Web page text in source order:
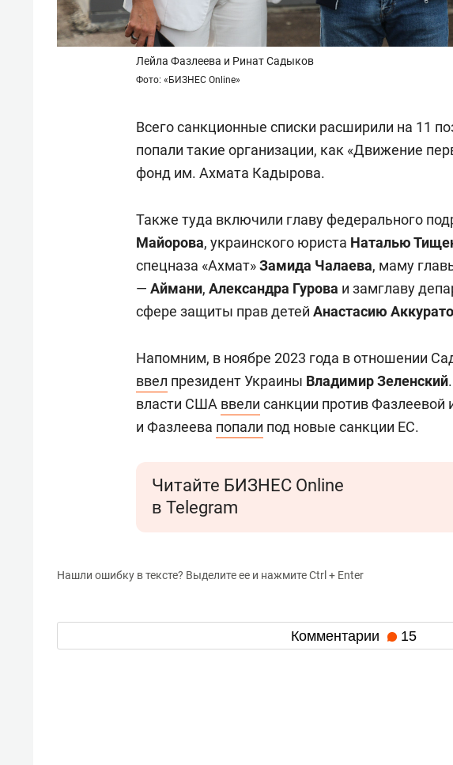
Лейла Фазлеева и Ринат Садыков
Фото: «БИЗНЕС Online»
Всего санкционные списки расширили на 11
попали такие организации, как «Движение
фонд им. Ахмата Кадырова.
Также туда включили главу федерального
Майорова, украинского юриста Наталью
спецназа «Ахмат»Замида Чалаева, маму
— Аймани, Александра Гурова и замглаву
сфере защиты прав детей Анастасию
Напомним, в ноябре 2023 года в отношении
ввел президент Украины Владимир Зеленский
власти США ввели санкции против
и Фазлеева попали под новые санкции ЕС.
Читайте БИЗНЕС Online
в Telegram
Нашли ошибку в тексте? Выделите ее и нажмите Ctrl + Enter
Комментарии 15